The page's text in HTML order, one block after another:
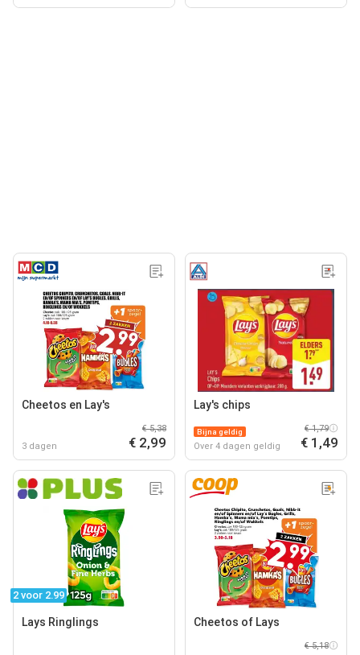
Cheetos en Lay's
3 dagen
€ 5,38
€ 2,99
Lay's chips
Bijna geldig
Over 4 dagen geldig
€ 1,79
€ 1,49
2 voor 2.99
Lays Ringlings Cheetos of Lays
€ 5,18